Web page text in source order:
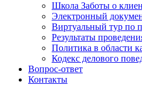
Школа Заботы о
Электронный
Виртуальный тур по
Результаты
Политика в области
Кодекс делового
Вопрос-ответ
Контакты